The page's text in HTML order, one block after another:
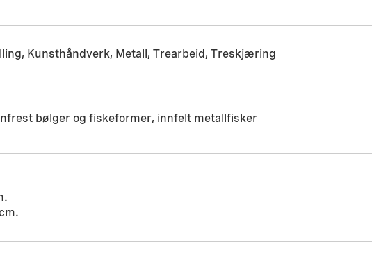
Kunsthåndverk, Metall, Trearbeid, Treskjæring
bølger og fiskeformer, innfelt metallfisker